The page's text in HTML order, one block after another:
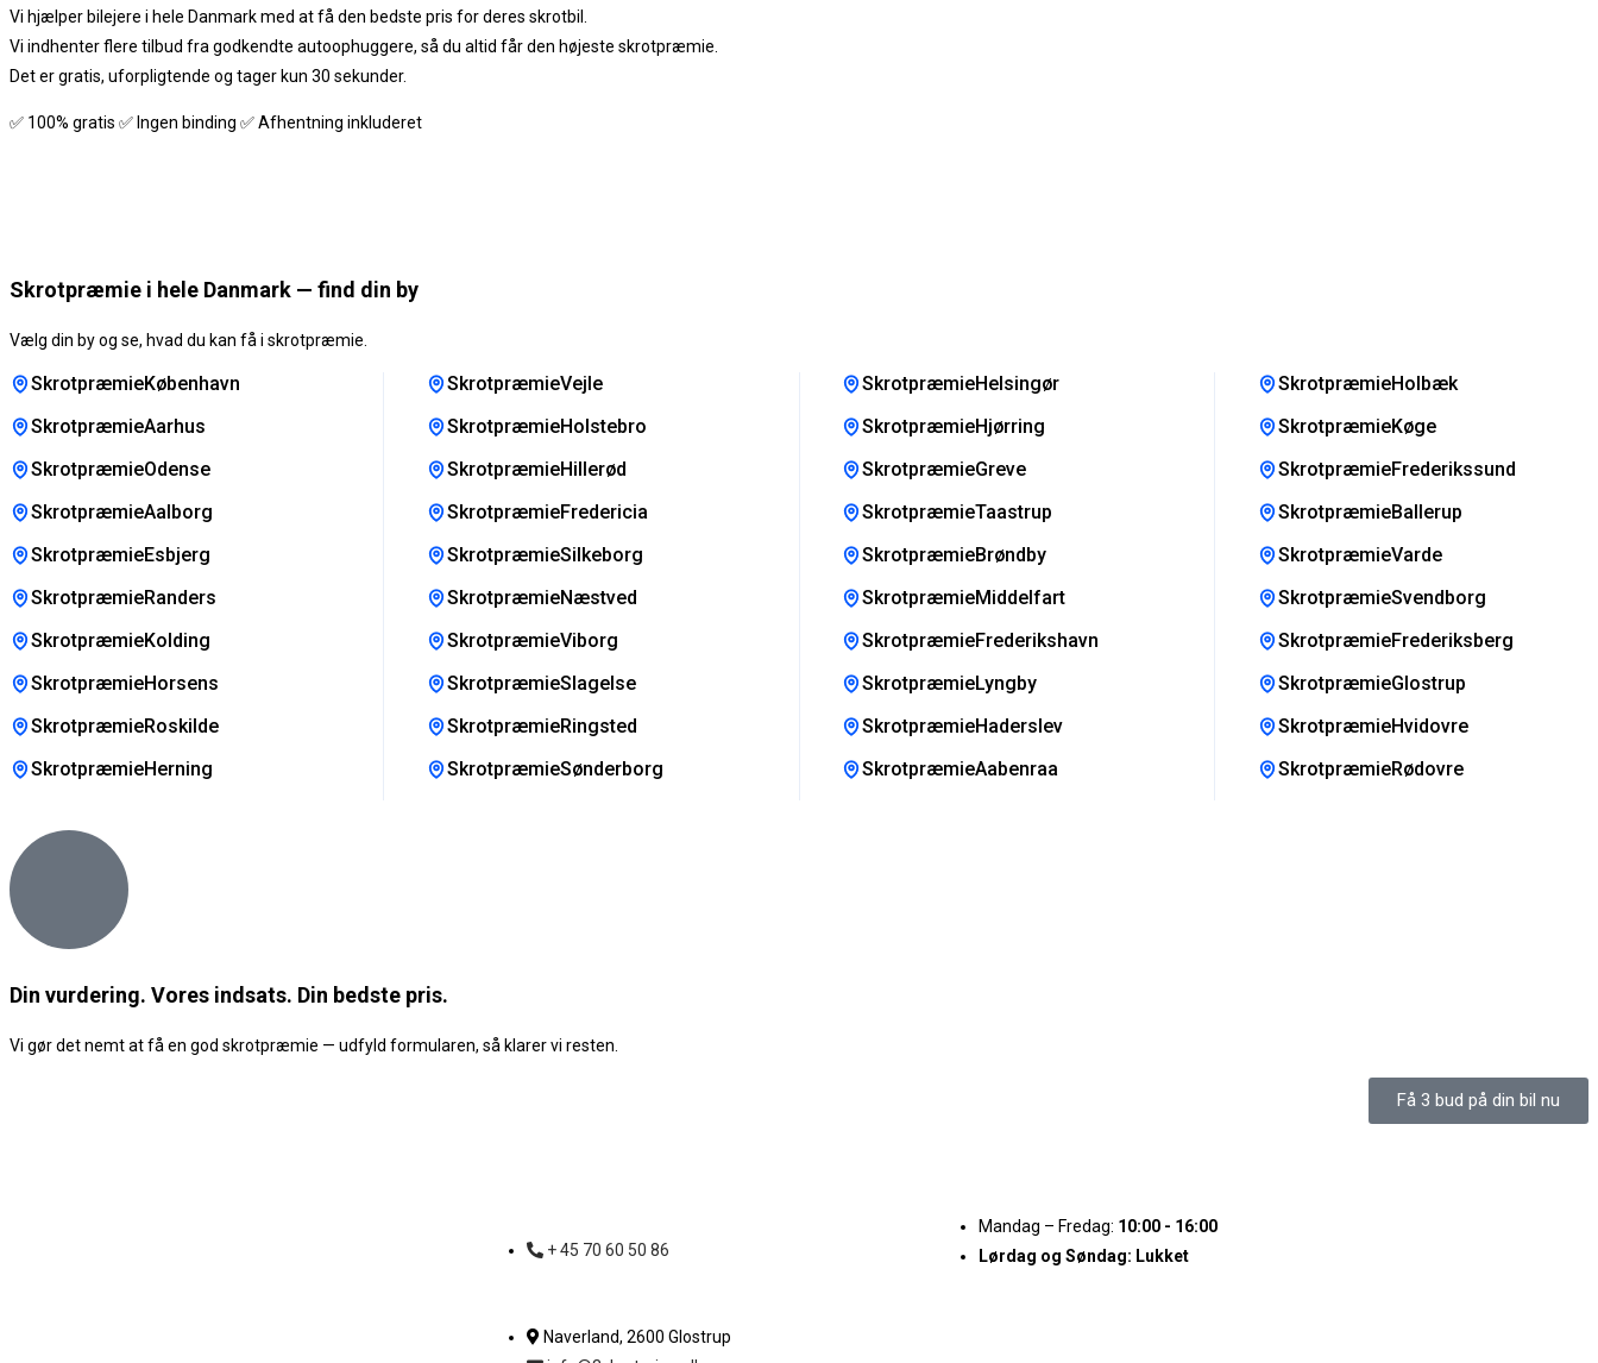
Vi hjælper bilejere i hele Danmark med at få den bedste pris for deres skrotbil.
Vi indhenter flere tilbud fra godkendte autoophuggere, så du altid får den højeste skrotpræmie.
Det er gratis, uforpligtende og tager kun 30 sekunder.
✅ 100% gratis ✅ Ingen binding ✅ Afhentning inkluderet
Skrotpræmie i hele Danmark — find din by
Vælg din by og se, hvad du kan få i skrotpræmie.
SkrotpræmieKøbenhavn
SkrotpræmieAarhus
SkrotpræmieOdense
SkrotpræmieAalborg
SkrotpræmieEsbjerg
SkrotpræmieRanders
SkrotpræmieKolding
SkrotpræmieHorsens
SkrotpræmieRoskilde
SkrotpræmieHerning
SkrotpræmieVejle
SkrotpræmieHolstebro
SkrotpræmieHillerød
SkrotpræmieFredericia
SkrotpræmieSilkeborg
SkrotpræmieNæstved
SkrotpræmieViborg
SkrotpræmieSlagelse
SkrotpræmieRingsted
SkrotpræmieSønderborg
SkrotpræmieHelsingør
SkrotpræmieHjørring
SkrotpræmieGreve
SkrotpræmieTaastrup
SkrotpræmieBrøndby
SkrotpræmieMiddelfart
SkrotpræmieFrederikshavn
SkrotpræmieLyngby
SkrotpræmieHaderslev
SkrotpræmieAabenraa
SkrotpræmieHolbæk
SkrotpræmieKøge
SkrotpræmieFrederikssund
SkrotpræmieBallerup
SkrotpræmieVarde
SkrotpræmieSvendborg
SkrotpræmieFrederiksberg
SkrotpræmieGlostrup
SkrotpræmieHvidovre
SkrotpræmieRødovre
Din vurdering. Vores indsats. Din bedste pris.
Vi gør det nemt at få en god skrotpræmie — udfyld formularen, så klarer vi resten.
Få 3 bud på din bil nu
+ 45 70 60 50 86
Naverland, 2600 Glostrup
Mandag – Fredag: 10:00 - 16:00
Lørdag og Søndag: Lukket